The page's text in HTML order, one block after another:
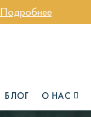
Подробнее
БЛОГ О НАС